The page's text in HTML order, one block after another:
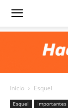
Diario
Portada
Inicio Esquel
Esquel Importantes